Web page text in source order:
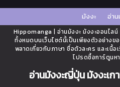
มังงะ อ่าน
Hippomanga | อ่านมังงะ มังงะออนไล
ทั้งหมดบนเว็บไซต์นี้เป็นเพียงตัวอย่าง
พลาดเกี่ยวกับภาษา ชื่อตัวละคร และเนื้
โปรดซื้อการ์ตูนห
อ่านมังงะญี่ปุ่น มังงะเก